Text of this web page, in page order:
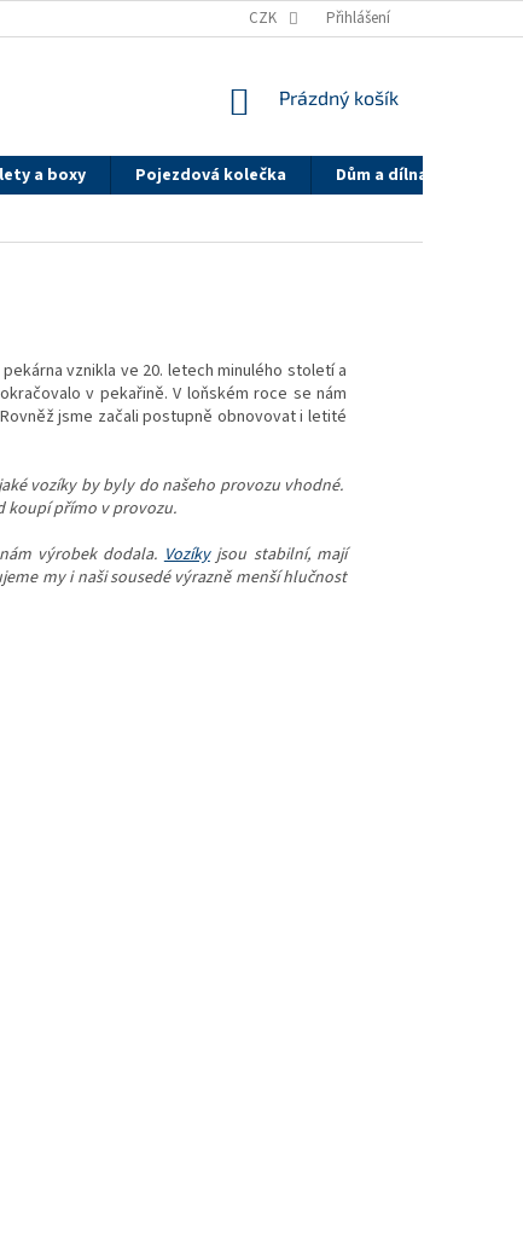
SYSTÉM SLEV PK GROUP.CZ
CZK Přihlášení
NÁKUPNÍ
Prázdný košík
a boxy Pojezdová kolečka Dům a dílna
vznikla ve 20. letech minulého století a
v pekařině. V loňském roce se nám
jsme začali postupně obnovovat i letité
vozíky by byly do našeho provozu vhodné.
koupí přímo v provozu.
výrobek dodala. Vozíkyjsou stabilní, mají
my i naši sousedé výrazně menší hlučnost